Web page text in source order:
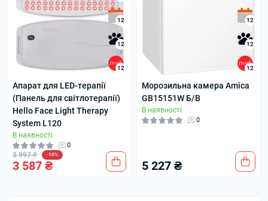
12
12
12
Апарат для LED-терапії
(Панель для світлотерапії)
Hello Face Light Therapy
System L120
В наявності
0
3 997 ₴ -10%
3 587 ₴
12
12
12
Морозильна камера Amica
GB15151W Б/В
В наявності
0
5 227 ₴